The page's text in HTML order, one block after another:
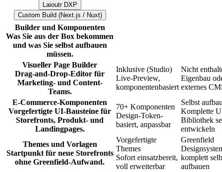
Preisplanvergleich
Laioutr DXP
Custom Build (Next.js / Nuxt)
Builder und Komponenten
Was Sie aus der Box bekommen
und was Sie selbst aufbauen
müssen.
Visueller Page Builder
Drag-and-Drop-Editor für
Marketing- und Content-
Teams.
Inklusive (Studio)
Live-Preview,
komponentenbasiert
Nicht
Eigenbau
externes
E-Commerce-Komponenten
Vorgefertigte UI-Bausteine für
Storefronts, Produkt- und
Landingpages.
70+ Komponenten
Design-Token-
basiert, anpassbar
Selbst
Komplette
Bibliothek
entwickeln
Themes und Vorlagen
Startpunkt für neue Storefronts
ohne Greenfield-Aufwand.
Vorgefertigte
Themes
Sofort einsatzbereit,
voll erweiterbar
Greenfield
komplett
aufbauen